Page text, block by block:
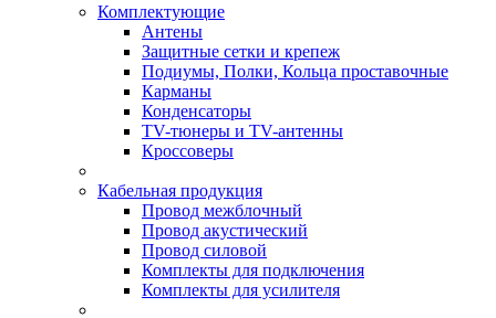
Комплектующие
Антены
Защитные сетки и крепеж
Подиумы, Полки, Кольца проставочные
Карманы
Конденсаторы
TV-тюнеры и TV-антенны
Кроссоверы
Кабельная продукция
Провод межблочный
Провод акустический
Провод силовой
Комплекты для подключения
Комплекты для усилителя